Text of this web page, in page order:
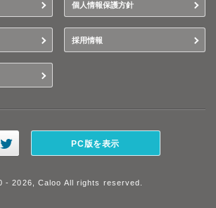
個人情報保護方針
採用情報
PC版を表示
- 2026, Caloo All rights reserved.